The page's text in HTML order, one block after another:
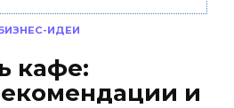
ИДЕИ
кафе:
и